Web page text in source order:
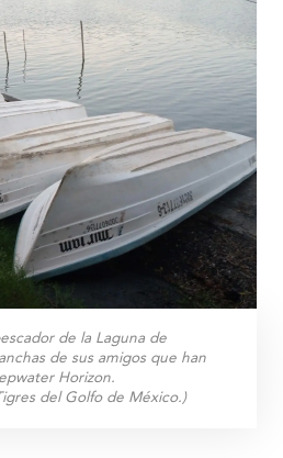
de la Laguna de
de sus amigos que han
Horizon.
del Golfo de México.)